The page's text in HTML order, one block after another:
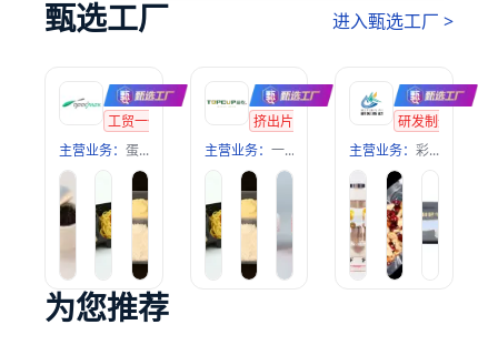
甄选工厂 进入甄选工厂 >
众凯包装科技（浙江）股份有限公司
工贸一体企业 绿色环保工厂 研发型企业
模具1000套+
主营业务：
蛋盒 / 鸡蛋托、CPET 托盘（耐高温塑料餐盒 / 食品托盘）、塑料食品包装
裕乾包装科技（江苏）有限公司
挤出片材设备6台 吸塑成型设备9台
主营业务：
一次性食品包装容器的研发、生产、印刷定制与销售
浙江明凯新
研发制造工厂
主营业务：
彩印复合软包装卷膜、袋子；拉伸成型片材及配套盖膜
为您推荐